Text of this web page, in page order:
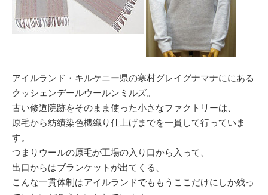
アイルランド・キルケニー県の寒村グレイグナマナににある
クッシェンデールウールンミルズ。
古い修道院跡をそのまま使った小さなファクトリーは、
原毛から紡績染色機織り仕上げまでを一貫して行っていま
す。
つまりウールの原毛が工場の入り口から入って、
出口からはブランケットが出てくる、
こんな一貫体制はアイルランドでももうここだけにしか残っ